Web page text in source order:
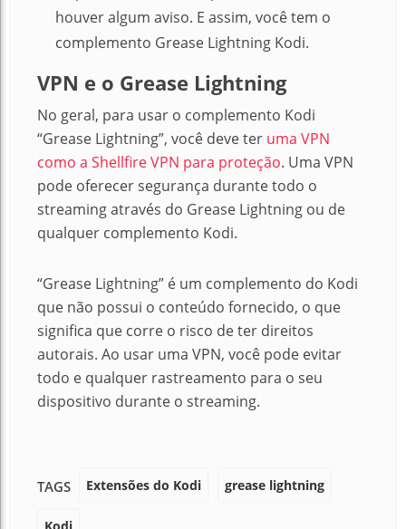
houver algum aviso. E assim, você tem o
complemento Grease Lightning Kodi.
VPN e o Grease Lightning
No geral, para usar o complemento Kodi
“Grease Lightning”, você deve ter uma VPN
como a Shellfire VPN para proteção. Uma VPN
pode oferecer segurança durante todo o
streaming através do Grease Lightning ou de
qualquer complemento Kodi.
“Grease Lightning” é um complemento do Kodi
que não possui o conteúdo fornecido, o que
significa que corre o risco de ter direitos
autorais. Ao usar uma VPN, você pode evitar
todo e qualquer rastreamento para o seu
dispositivo durante o streaming.
TAGS Extensões do Kodi grease lightning